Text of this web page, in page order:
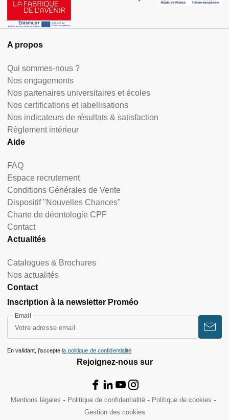
A propos
Qui sommes-nous ?
Nos engagements
Nos partenaires universitaires et écoles
Nos certifications et labellisations
Nos indicateurs de résultats & satisfaction
Règlement intérieur
Aide
FAQ
Espace recrutement
Conditions Générales de Vente
Dispositif "Nouvelles Chances"
Charte de déontologie CPF
Contact
Actualités
Catalogues & Brochures
Nos actualités
Contact
Rejoignez-nous sur
Inscription à la newsletter Proméo
Email
En validant, j’accepte la politique de confidentialité
Mentions légales Politique de confidentialité
Politique de cookies
Gestion des cookies